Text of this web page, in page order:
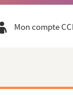
Mon compte